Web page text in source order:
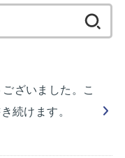
ざいました。こ
続けます。